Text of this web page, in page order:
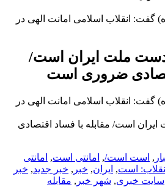
گفت: انقلاب اسلامی امانت الهی در
دست ملت ایران است/
ضروری است
گفت: انقلاب اسلامی امانت الهی در
ایران است/ مقابله با فساد اقتصادی
, است است/, امانتی است, امانتی
انقلاب: است, ایران, خبر , خبر جدید, خبر
سایت خبری, شهر خبر , مقابله